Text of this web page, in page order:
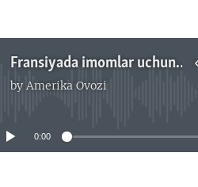
Fransiyada imomlar uchun dunyoviylik kurslari/Shohruh Hamro
byAmerika Ovozi
source currently available
0:00